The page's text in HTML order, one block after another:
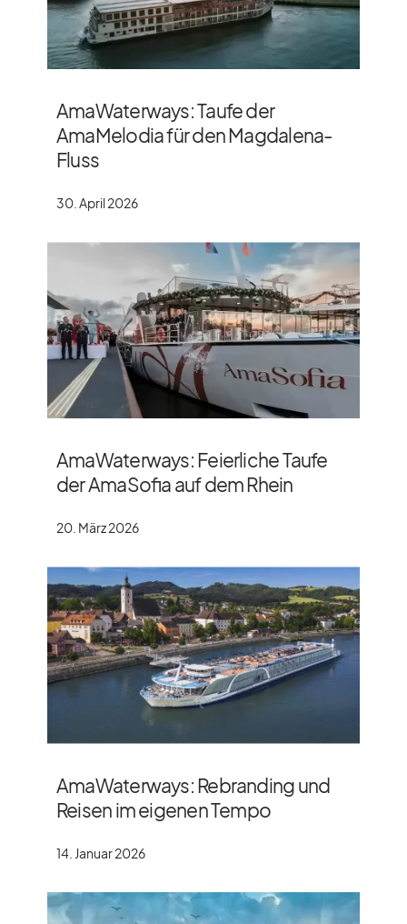
AmaWaterways: Taufe der
AmaMelodia für den Magdalena-
Fluss
30. April 2026
AmaWaterways: Feierliche Taufe
der AmaSofia auf dem Rhein
20. März 2026
AmaWaterways: Rebranding und
Reisen im eigenen Tempo
14. Januar 2026